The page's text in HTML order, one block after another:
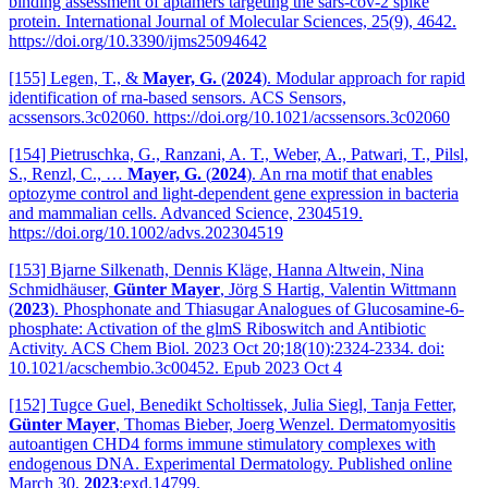
protein. International Journal of Molecular Sciences, 25(9), 4642.
https://doi.org/10.3390/ijms25094642
[155] Legen, T., & Mayer, G. (2024). Modular approach for rapid
identification of rna-based sensors. ACS Sensors,
acssensors.3c02060. https://doi.org/10.1021/acssensors.3c02060
[154] Pietruschka, G., Ranzani, A. T., Weber, A., Patwari, T., Pilsl,
S., Renzl, C., … Mayer, G. (2024). An rna motif that enables
optozyme control and light‐dependent gene expression in bacteria
and mammalian cells. Advanced Science, 2304519.
https://doi.org/10.1002/advs.202304519
[153] Bjarne Silkenath, Dennis Kläge, Hanna Altwein, Nina
Schmidhäuser, Günter Mayer, Jörg S Hartig, Valentin Wittmann
(2023). Phosphonate and Thiasugar Analogues of Glucosamine-6-
phosphate: Activation of the glmS Riboswitch and Antibiotic
Activity. ACS Chem Biol. 2023 Oct 20;18(10):2324-2334. doi:
10.1021/acschembio.3c00452. Epub 2023 Oct 4
[152] Tugce Guel, Benedikt Scholtissek, Julia Siegl, Tanja Fetter,
Günter Mayer, Thomas Bieber, Joerg Wenzel. Dermatomyositis
autoantigen CHD4 forms immune stimulatory complexes with
endogenous DNA. Experimental Dermatology. Published online
March 30, 2023:exd.14799.